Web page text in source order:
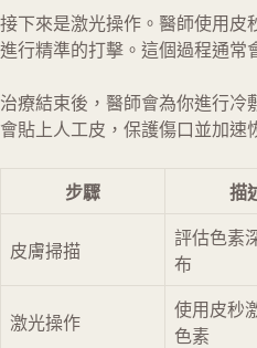
接下來是激光操作。醫師使用皮
進行精準的打擊。這個過程通常
治療結束後，醫師會為你進行冷
會貼上人工皮，保護傷口並加速
步驟 描
皮膚掃描
評估色素
布
激光操作
使用皮秒
色素